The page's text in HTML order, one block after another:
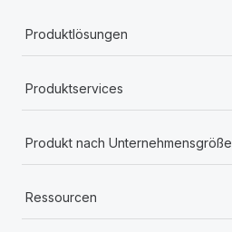
Produktlösungen
Produktservices
Produkt nach Unternehmensgröße
Ressourcen